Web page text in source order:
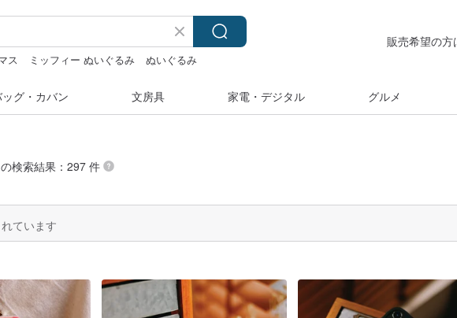
ス ミッフィー ぬいぐるみ
ぬいぐるみ
販売希望の方
グ・カバン 文房具 家電・デジタル グルメ
の検索結果：297 件
ています